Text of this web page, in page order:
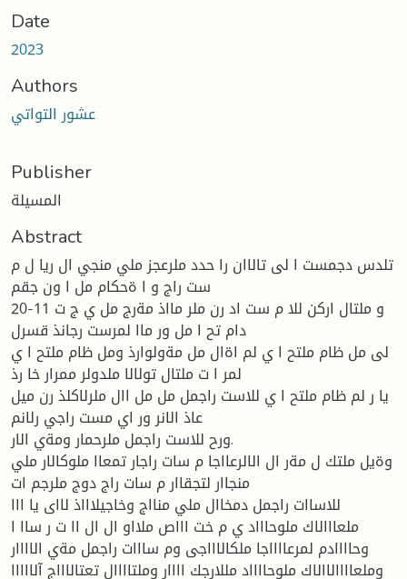
Date
2023
Authors
عشور التواتي
Publisher
المسيلة
Abstract
تلدس دجمست ا لى تالاان را حدد ملرعجز ملي منجي ال ريا ل م
ست راج و ا ةحكام مل ا ون جقم
20-11 و ملتال اركن للا م ست اد رن ملر مااذ مةرج مل ي ج ت
دام تح ا مل ور ماا لمرست رجانذ قسرل
لى مل ظام ملتح ا ي لم اةال مل مةولوارذ ومل ظام ملتح ا ي
لمر ا ت ملتال تولالا ملدولر ممرار خا رذ
يا ر لم ظام ملتح ا ي للاست راجمل مل مل اال ملرلاكلذ رن ميل
عاذ الانر ور اي مست راجي رلانم
ورح للاست راجمل ملرحمار ومةي الار.
وةيل ملتك ل مةر ال الالرعااجا م سات راجار تمعاا ملوكالار ملي
منجاار لتجقاار م سات راج دوج ملرجم ات
للاساات راجمل دمخاال ملي منااج وخاجيلاااذ لااى يا ااا
ملعااالاك ملوحاااد ي م خت اااص ملااو ال ال اا ت ر ساا ا
وحاااادم لمرعااااجا ملكالاااجى وم سااات راجمل مةي الاااار
وملعاااالاالاك ملوحااااد مللارجك اااار وملتاااال تعتالاااج آلااااا